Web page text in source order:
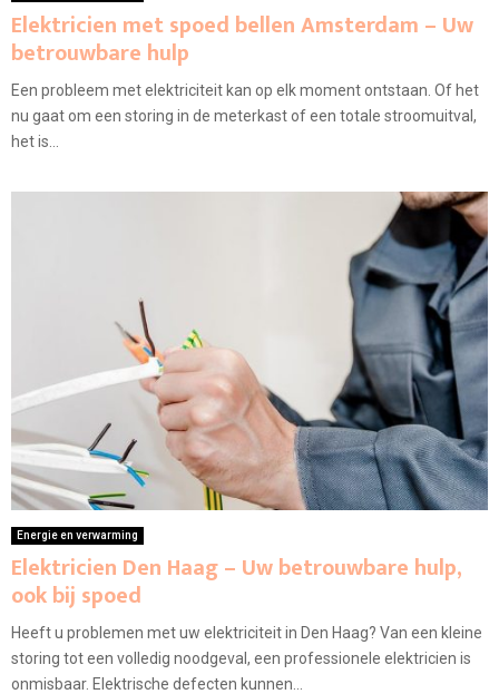
Elektricien met spoed bellen Amsterdam – Uw
betrouwbare hulp
Een probleem met elektriciteit kan op elk moment ontstaan. Of het
nu gaat om een storing in de meterkast of een totale stroomuitval,
het is...
Energie en verwarming
Elektricien Den Haag – Uw betrouwbare hulp,
ook bij spoed
Heeft u problemen met uw elektriciteit in Den Haag? Van een kleine
storing tot een volledig noodgeval, een professionele elektricien is
onmisbaar. Elektrische defecten kunnen...